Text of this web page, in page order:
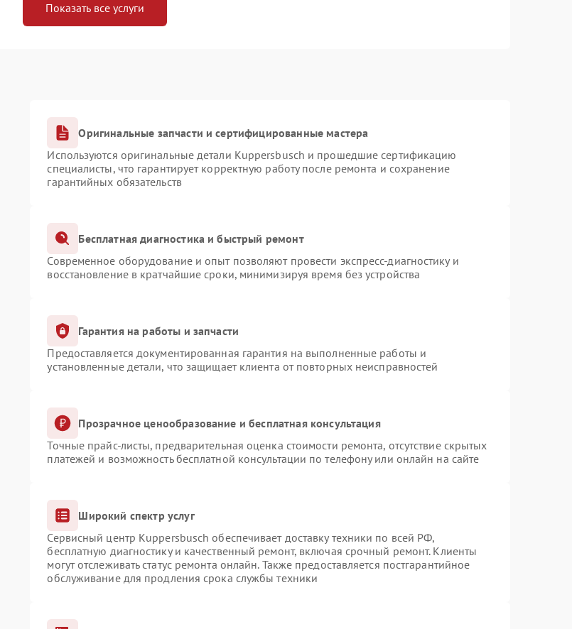
Показать все услуги
Оригинальные запчасти и сертифицированные мастера
Используются оригинальные детали Kuppersbusch и прошедшие сертификацию
специалисты, что гарантирует корректную работу после ремонта и сохранение
гарантийных обязательств
Бесплатная диагностика и быстрый ремонт
Современное оборудование и опыт позволяют провести экспресс-диагностику и
восстановление в кратчайшие сроки, минимизируя время без устройства
Гарантия на работы и запчасти
Предоставляется документированная гарантия на выполненные работы и
установленные детали, что защищает клиента от повторных неисправностей
Прозрачное ценообразование и бесплатная консультация
Точные прайс-листы, предварительная оценка стоимости ремонта, отсутствие скрытых
платежей и возможность бесплатной консультации по телефону или онлайн на сайте
Широкий спектр услуг
Сервисный центр Kuppersbusch обеспечивает доставку техники по всей РФ,
бесплатную диагностику и качественный ремонт, включая срочный ремонт. Клиенты
могут отслеживать статус ремонта онлайн. Также предоставляется постгарантийное
обслуживание для продления срока службы техники